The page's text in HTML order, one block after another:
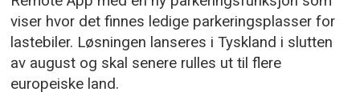
viser hvor det finnes ledige parkeringsplasser for
lastebiler. Løsningen lanseres i Tyskland i slutten
av august og skal senere rulles ut til flere
europeiske land.